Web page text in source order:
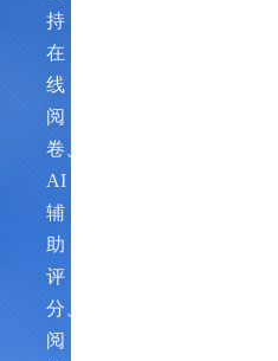
持
在
线
阅
卷、
AI
辅
助
评
分、
阅